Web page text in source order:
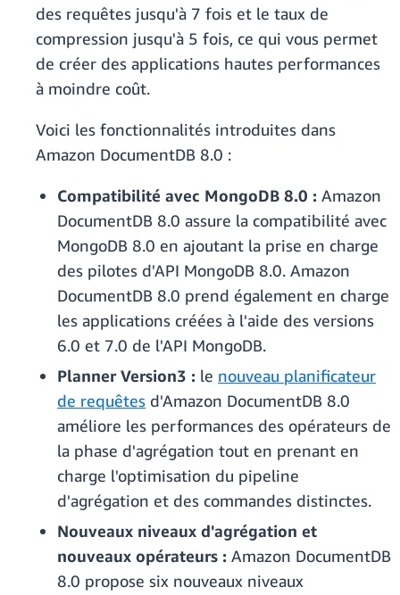
des requêtes jusqu'à 7 fois et le taux de
compression jusqu'à 5 fois, ce qui vous permet
de créer des applications hautes performances
à moindre coût.
Voici les fonctionnalités introduites dans
Amazon DocumentDB 8.0 :
Compatibilité avec MongoDB 8.0 : Amazon
DocumentDB 8.0 assure la compatibilité avec
MongoDB 8.0 en ajoutant la prise en charge
des pilotes d'API MongoDB 8.0. Amazon
DocumentDB 8.0 prend également en charge
les applications créées à l'aide des versions
6.0 et 7.0 de l'API MongoDB.
Planner Version3 : le nouveau planificateur
de requêtes d'Amazon DocumentDB 8.0
améliore les performances des opérateurs de
la phase d'agrégation tout en prenant en
charge l'optimisation du pipeline
d'agrégation et des commandes distinctes.
Nouveaux niveaux d'agrégation et
nouveaux opérateurs : Amazon DocumentDB
8.0 propose six nouveaux niveaux